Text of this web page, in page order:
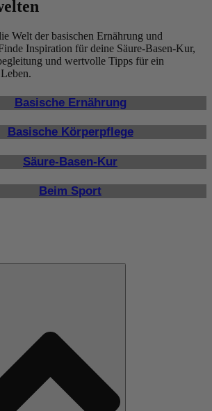
Welt der basischen Ernährung und
Inspiration für deine Säure-Basen-Kur,
und wertvolle Tipps für ein
Basische Ernährung
Basische Körperpflege
Säure-Basen-Kur
Beim Sport